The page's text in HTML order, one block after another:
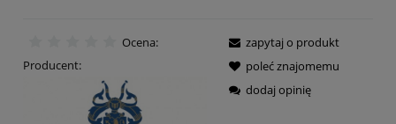
Ocena:
Producent:
zapytaj o produkt
poleć znajomemu
dodaj opinię